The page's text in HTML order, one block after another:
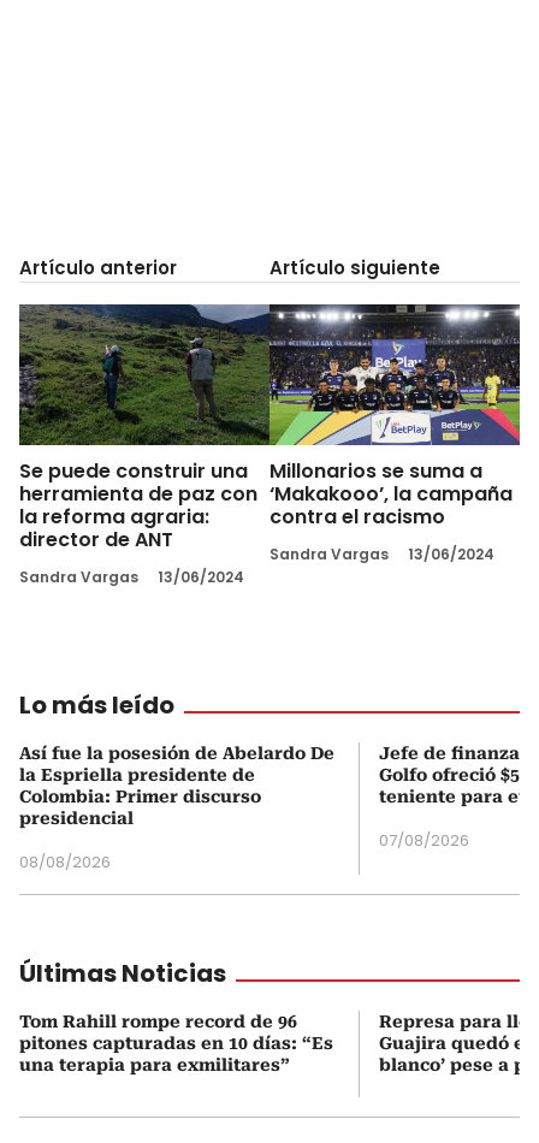
Artículo anterior
Se puede construir una
herramienta de paz con
la reforma agraria:
director de ANT
Sandra Vargas 13/06/2024
Artículo siguiente
Millonarios se suma a
‘Makakooo’, la campaña
contra el racismo
Sandra Vargas 13/06/2024
Lo más leído
Así fue la posesión de Abelardo De
la Espriella presidente de
Colombia: Primer discurso
presidencial
08/08/2026
Jefe de finanzas
Golfo ofreció
teniente para
07/08/2026
Últimas Noticias
Tom Rahill rompe record de 96
pitones capturadas en 10 días: “Es
una terapia para exmilitares”
Represa para
Guajira quedó en
blanco’ pese a